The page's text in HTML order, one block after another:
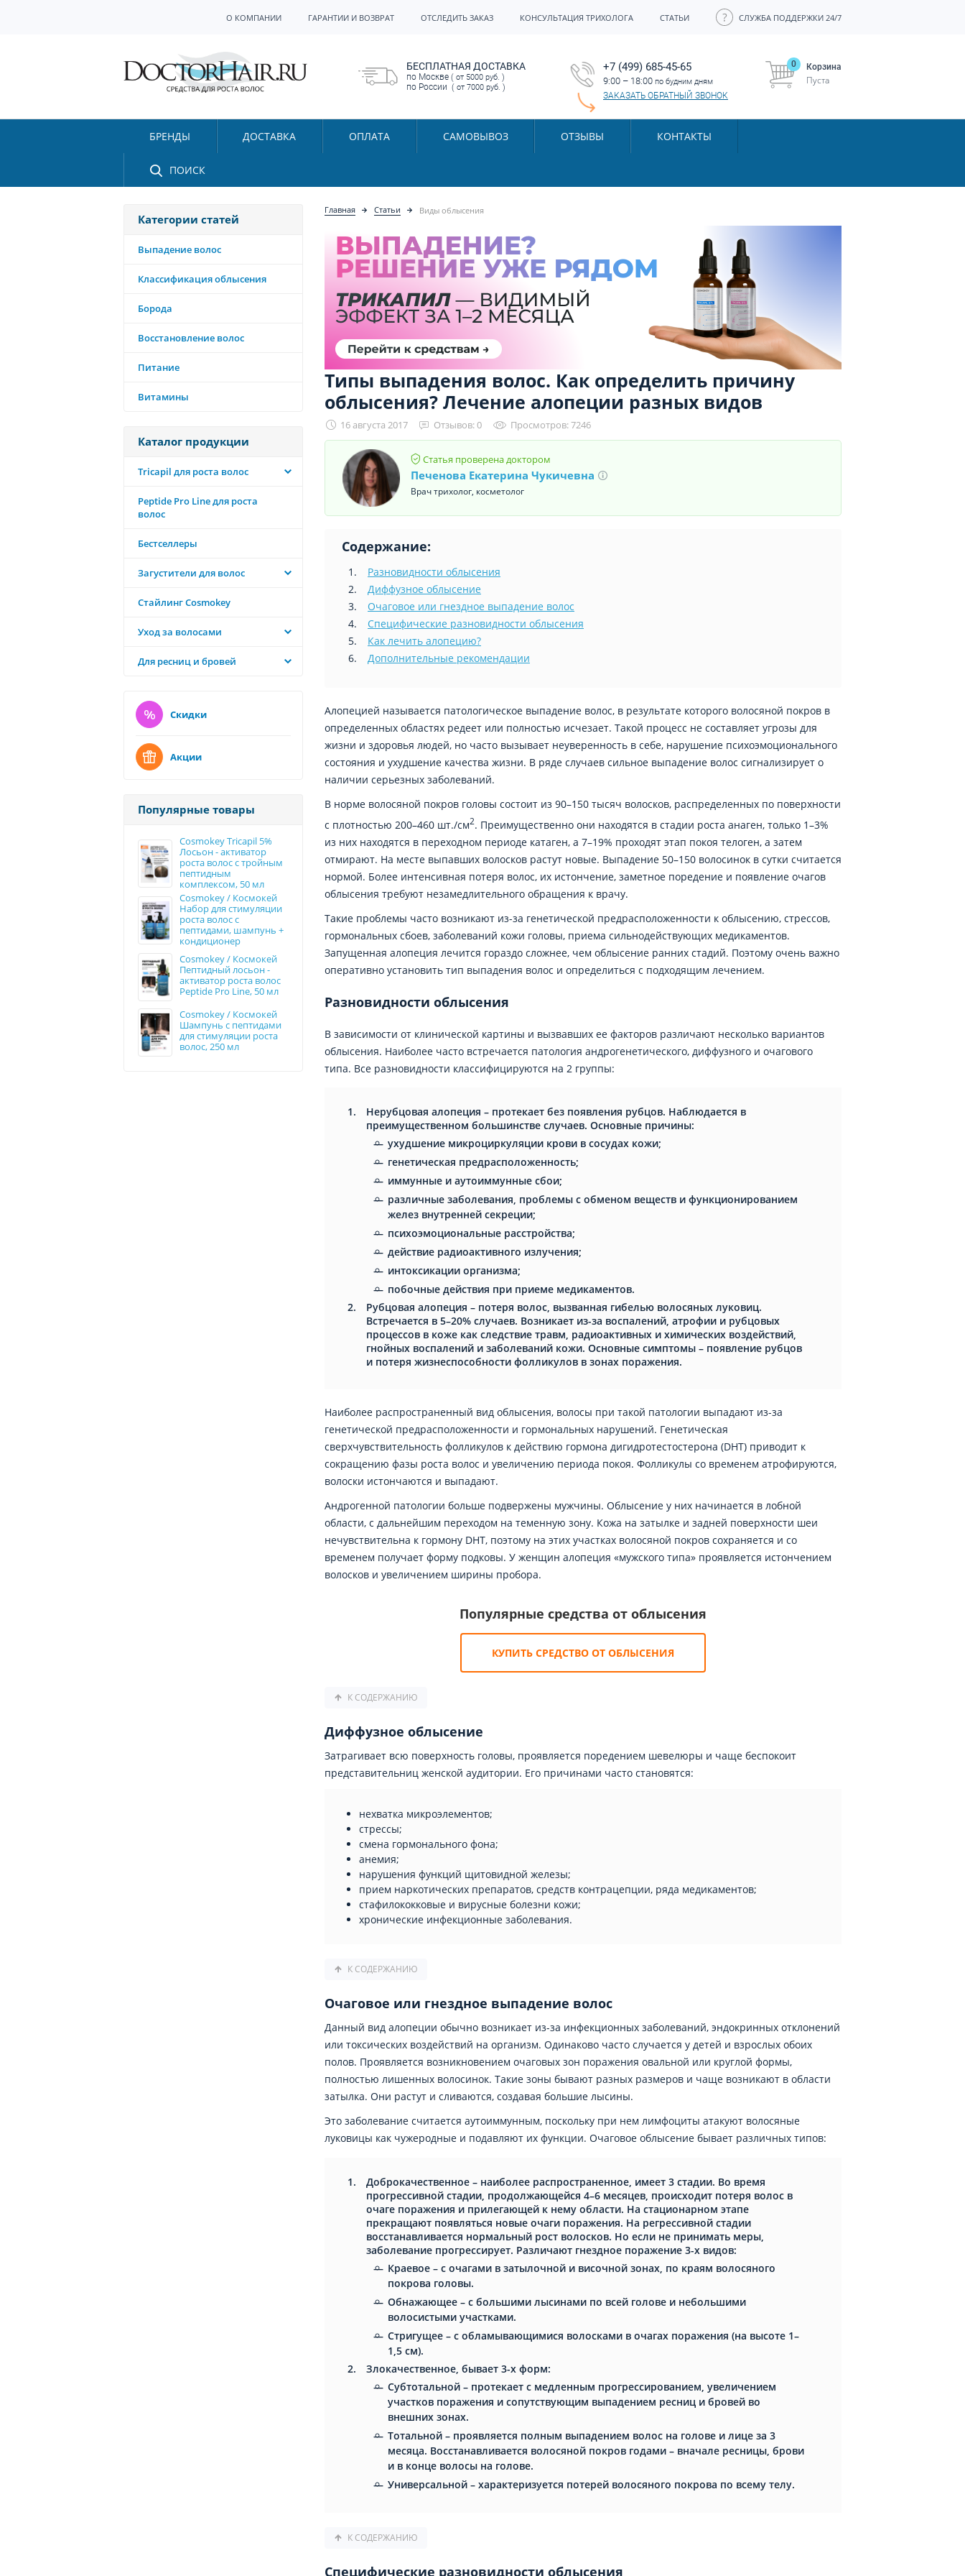
О КОМПАНИИ ГАРАНТИИ И ВОЗВРАТ ОТСЛЕДИТЬ ЗАКАЗ КОНСУЛЬТАЦИЯ ТРИХОЛОГА СТАТЬИ СЛУЖБА ПОДДЕРЖКИ 24/7
БЕСПЛАТНАЯ ДОСТАВКА
по Москве ( от 5000 руб. )
по России ( от 7000 руб. )
+7 (499) 685-45-65
9:00 – 18:00 по будним дням
ЗАКАЗАТЬ ОБРАТНЫЙ ЗВОНОК
Корзина
0
Пуста
БРЕНДЫ ДОСТАВКА ОПЛАТА САМОВЫВОЗ ОТЗЫВЫ КОНТАКТЫ
ПОИСК
Категории статей
Выпадение волос
Классификация облысения
Борода
Восстановление волос
Питание
Витамины
Каталог продукции
Tricapil для роста волос
Peptide Pro Line для роста
волос
Бестселлеры
Загустители для волос
Стайлинг Cosmokey
Уход за волосами
Для ресниц и бровей
Скидки
Акции
Популярные товары
Cosmokey Tricapil 5%
Лосьон - активатор
роста волос с тройным
пептидным
комплексом, 50 мл
Cosmokey / Космокей
Набор для стимуляции
роста волос с
пептидами, шампунь +
кондиционер
Cosmokey / Космокей
Пептидный лосьон -
активатор роста волос
Peptide Pro Line, 50 мл
Cosmokey / Космокей
Шампунь с пептидами
для стимуляции роста
волос, 250 мл
Главная Статьи Виды облысения
Типы выпадения волос. Как определить причину
облысения? Лечение алопеции разных видов
16 августа 2017 Отзывов: 0 Просмотров: 7246
Статья проверена доктором
Печенова Екатерина Чукичевна
Врач трихолог, косметолог
Содержание:
Разновидности облысения
Диффузное облысение
Очаговое или гнездное выпадение волос
Специфические разновидности облысения
Как лечить алопецию?
Дополнительные рекомендации
Алопецией называется патологическое выпадение волос, в результате которого волосяной покров в
определенных областях редеет или полностью исчезает. Такой процесс не составляет угрозы для
жизни и здоровья людей, но часто вызывает неуверенность в себе, нарушение психоэмоционального
состояния и ухудшение качества жизни. В ряде случаев сильное выпадение волос сигнализирует о
наличии серьезных заболеваний.
В норме волосяной покров головы состоит из 90–150 тысяч волосков, распределенных по поверхности
с плотностью 200–460 шт./см2. Преимущественно они находятся в стадии роста анаген, только 1–3%
из них находятся в переходном периоде катаген, а 7–19% проходят этап покоя телоген, а затем
отмирают. На месте выпавших волосков растут новые. Выпадение 50–150 волосинок в сутки считается
нормой. Более интенсивная потеря волос, их истончение, заметное поредение и появление очагов
облысения требуют незамедлительного обращения к врачу.
Такие проблемы часто возникают из-за генетической предрасположенности к облысению, стрессов,
гормональных сбоев, заболеваний кожи головы, приема сильнодействующих медикаментов.
Запущенная алопеция лечится гораздо сложнее, чем облысение ранних стадий. Поэтому очень важно
оперативно установить тип выпадения волос и определиться с подходящим лечением.
Разновидности облысения
В зависимости от клинической картины и вызвавших ее факторов различают несколько вариантов
облысения. Наиболее часто встречается патология андрогенетического, диффузного и очагового
типа. Все разновидности классифицируются на 2 группы:
Нерубцовая алопеция – протекает без появления рубцов. Наблюдается в
преимущественном большинстве случаев. Основные причины:
ухудшение микроциркуляции крови в сосудах кожи;
генетическая предрасположенность;
иммунные и аутоиммунные сбои;
различные заболевания, проблемы с обменом веществ и функционированием
желез внутренней секреции;
психоэмоциональные расстройства;
действие радиоактивного излучения;
интоксикации организма;
побочные действия при приеме медикаментов.
Рубцовая алопеция – потеря волос, вызванная гибелью волосяных луковиц.
Встречается в 5–20% случаев. Возникает из-за воспалений, атрофии и рубцовых
процессов в коже как следствие травм, радиоактивных и химических воздействий,
гнойных воспалений и заболеваний кожи. Основные симптомы – появление рубцов
и потеря жизнеспособности фолликулов в зонах поражения.
Наиболее распространенный вид облысения, волосы при такой патологии выпадают из-за
генетической предрасположенности и гормональных нарушений. Генетическая
сверхчувствительность фолликулов к действию гормона дигидротестостерона (DHT) приводит к
сокращению фазы роста волос и увеличению периода покоя. Фолликулы со временем атрофируются,
волоски истончаются и выпадают.
Андрогенной патологии больше подвержены мужчины. Облысение у них начинается в лобной
области, с дальнейшим переходом на теменную зону. Кожа на затылке и задней поверхности шеи
нечувствительна к гормону DHT, поэтому на этих участках волосяной покров сохраняется и со
временем получает форму подковы. У женщин алопеция «мужского типа» проявляется истончением
волосков и увеличением ширины пробора.
Популярные средства от облысения
КУПИТЬ СРЕДСТВО ОТ ОБЛЫСЕНИЯ
К СОДЕРЖАНИЮ
Диффузное облысение
Затрагивает всю поверхность головы, проявляется поредением шевелюры и чаще беспокоит
представительниц женской аудитории. Его причинами часто становятся:
нехватка микроэлементов;
стрессы;
смена гормонального фона;
анемия;
нарушения функций щитовидной железы;
прием наркотических препаратов, средств контрацепции, ряда медикаментов;
стафилококковые и вирусные болезни кожи;
хронические инфекционные заболевания.
К СОДЕРЖАНИЮ
Очаговое или гнездное выпадение волос
Данный вид алопеции обычно возникает из-за инфекционных заболеваний, эндокринных отклонений
или токсических воздействий на организм. Одинаково часто случается у детей и взрослых обоих
полов. Проявляется возникновением очаговых зон поражения овальной или круглой формы,
полностью лишенных волосинок. Такие зоны бывают разных размеров и чаще возникают в области
затылка. Они растут и сливаются, создавая большие лысины.
Это заболевание считается аутоиммунным, поскольку при нем лимфоциты атакуют волосяные
луковицы как чужеродные и подавляют их функции. Очаговое облысение бывает различных типов:
Доброкачественное – наиболее распространенное, имеет 3 стадии. Во время
прогрессивной стадии, продолжающейся 4–6 месяцев, происходит потеря волос в
очаге поражения и прилегающей к нему области. На стационарном этапе
прекращают появляться новые очаги поражения. На регрессивной стадии
восстанавливается нормальный рост волосков. Но если не принимать меры,
заболевание прогрессирует. Различают гнездное поражение 3-х видов:
Краевое – с очагами в затылочной и височной зонах, по краям волосяного
покрова головы.
Обнажающее – с большими лысинами по всей голове и небольшими
волосистыми участками.
Стригущее – с обламывающимися волосками в очагах поражения (на высоте 1–
1,5 см).
Злокачественное, бывает 3-х форм:
Субтотальной – протекает с медленным прогрессированием, увеличением
участков поражения и сопутствующим выпадением ресниц и бровей во
внешних зонах.
Тотальной – проявляется полным выпадением волос на голове и лице за 3
месяца. Восстанавливается волосяной покров годами – вначале ресницы, брови
и в конце волосы на голове.
Универсальной – характеризуется потерей волосяного покрова по всему телу.
К СОДЕРЖАНИЮ
Специфические разновидности облысения